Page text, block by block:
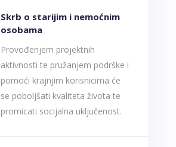
Skrb o starijim i nemoćnim
osobama
Provođenjem projektnih
aktivnosti te pružanjem podrške i
pomoći krajnjim korisnicima će
se poboljšati kvaliteta života te
promicati socijalna uključenost.